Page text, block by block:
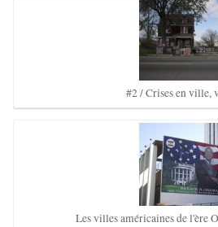
#2 / Crises en ville,
Les villes américaines de l'ère